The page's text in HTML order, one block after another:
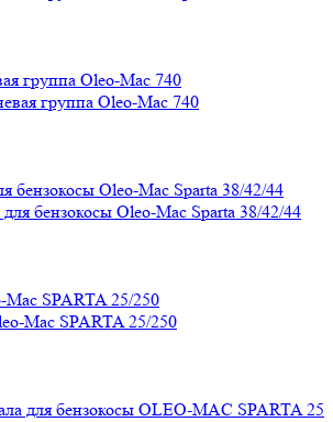
группа Oleo-Mac 740
бензокосы Oleo-Mac Sparta 38/42/44
SPARTA 25/250
для бензокосы OLEO-MAC SPARTA 25